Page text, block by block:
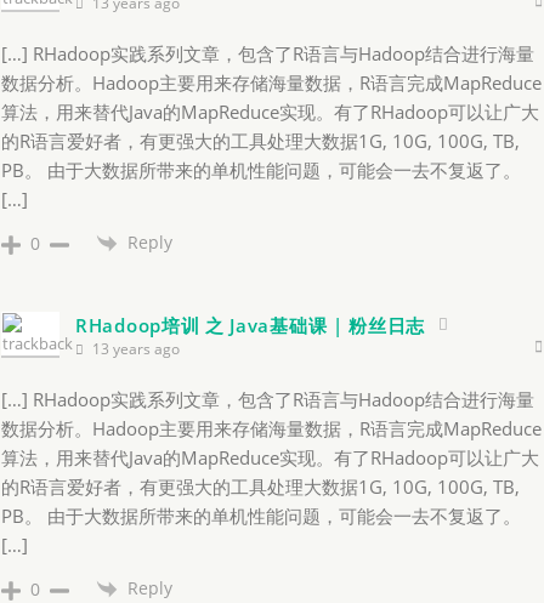
[…] RHadoop实践系列文章，包含了R语言与Hadoop结合进行海量
数据分析。Hadoop主要用来存储海量数据，R语言完成MapReduce
算法，用来替代Java的MapReduce实现。有了RHadoop可以让广大
的R语言爱好者，有更强大的工具处理大数据1G, 10G, 100G, TB,
PB。 由于大数据所带来的单机性能问题，可能会一去不复返了。
[…]
0 Reply
RHadoop培训 之 Java基础课 | 粉丝日志
13 years ago
[…] RHadoop实践系列文章，包含了R语言与Hadoop结合进行海量
数据分析。Hadoop主要用来存储海量数据，R语言完成MapReduce
算法，用来替代Java的MapReduce实现。有了RHadoop可以让广大
的R语言爱好者，有更强大的工具处理大数据1G, 10G, 100G, TB,
PB。 由于大数据所带来的单机性能问题，可能会一去不复返了。
[…]
0 Reply